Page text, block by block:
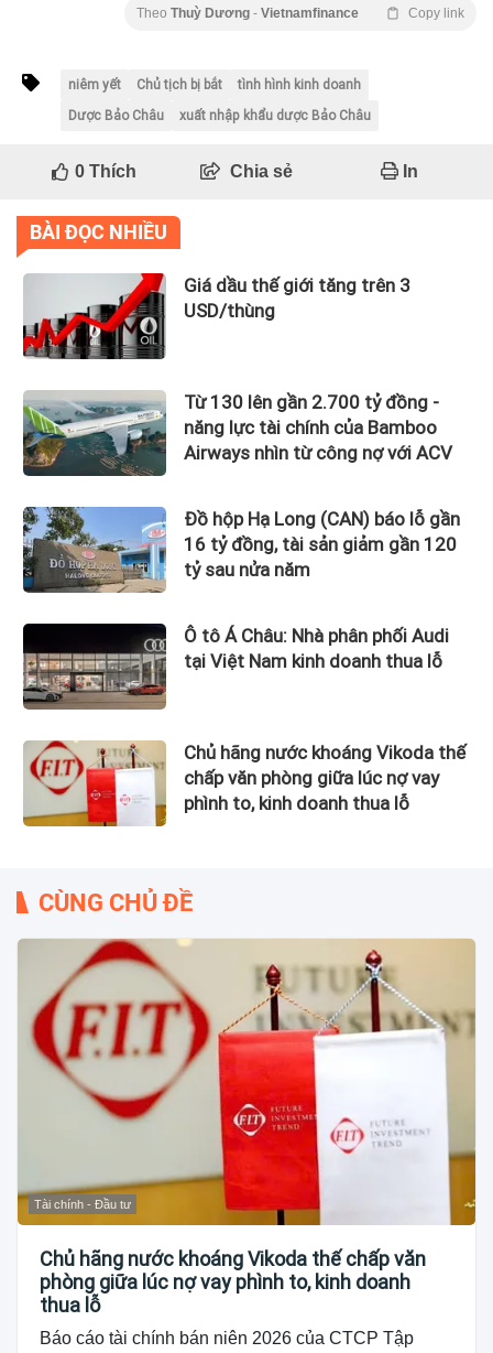
Theo Thuỳ Dương - Vietnamfinance Copy link
niêm yết Chủ tịch bị bắt
tình hình kinh doanh
Dược Bảo Châu
xuất nhập khẩu dược Bảo Châu
0Thích Chia sẻ In
BÀI ĐỌC NHIỀU
Giá dầu thế giới tăng trên 3
USD/thùng
Từ 130 lên gần 2.700 tỷ đồng -
năng lực tài chính của Bamboo
Airways nhìn từ công nợ với ACV
Đồ hộp Hạ Long (CAN) báo lỗ gần
16 tỷ đồng, tài sản giảm gần 120
tỷ sau nửa năm
Ô tô Á Châu: Nhà phân phối Audi
tại Việt Nam kinh doanh thua lỗ
Chủ hãng nước khoáng Vikoda thế
chấp văn phòng giữa lúc nợ vay
phình to, kinh doanh thua lỗ
CÙNG CHỦ ĐỀ
Tài chính - Đầu tư
Chủ hãng nước khoáng Vikoda thế chấp văn
phòng giữa lúc nợ vay phình to, kinh doanh
thua lỗ
Báo cáo tài chính bán niên 2026 của CTCP Tập